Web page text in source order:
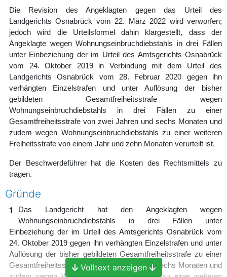
Die Revision des Angeklagten gegen das Urteil des
Landgerichts Osnabrück vom 22. März 2022 wird verworfen;
jedoch wird die Urteilsformel dahin klargestellt, dass der
Angeklagte wegen Wohnungseinbruchdiebstahls in drei Fällen
unter Einbeziehung der im Urteil des Amtsgerichts Osnabrück
vom 24. Oktober 2019 in Verbindung mit dem Urteil des
Landgerichts Osnabrück vom 28. Februar 2020 gegen ihn
verhängten Einzelstrafen und unter Auflösung der bisher
gebildeten Gesamtfreiheitsstrafe wegen
Wohnungseinbruchdiebstahls in drei Fällen zu einer
Gesamtfreiheitsstrafe von zwei Jahren und sechs Monaten und
zudem wegen Wohnungseinbruchdiebstahls zu einer weiteren
Freiheitsstrafe von einem Jahr und zehn Monaten verurteilt ist.
Der Beschwerdeführer hat die Kosten des Rechtsmittels zu
tragen.
Gründe
1
Das Landgericht hat den Angeklagten wegen
Wohnungseinbruchdiebstahls in drei Fällen unter
Einbeziehung der im Urteil des Amtsgerichts Osnabrück vom
24. Oktober 2019 gegen ihn verhängten Einzelstrafen und unter
Auflösung der bisher gebildeten Gesamtfreiheitsstrafe zu einer
Gesamtfreiheitsstrafe von zwei Jahren und sechs Monaten und
Volltext anzeigen